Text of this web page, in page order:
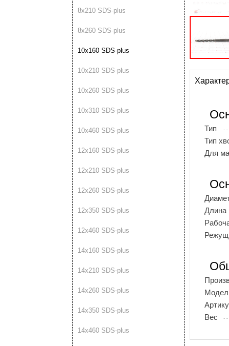
8х210 SDS-plus
8х260 SDS-plus
10х160 SDS-plus
10х210 SDS-plus
10х260 SDS-plus
10х310 SDS-plus
10х460 SDS-plus
12х160 SDS-plus
12х210 SDS-plus
12х260 SDS-plus
12х350 SDS-plus
12х460 SDS-plus
14х160 SDS-plus
14х210 SDS-plus
14х260 SDS-plus
14х350 SDS-plus
14х460 SDS-plus
Тип
Тип
Для
Длина
Вес